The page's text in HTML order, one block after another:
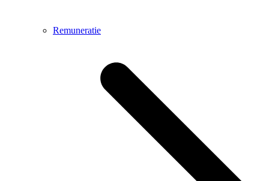
Remuneratie